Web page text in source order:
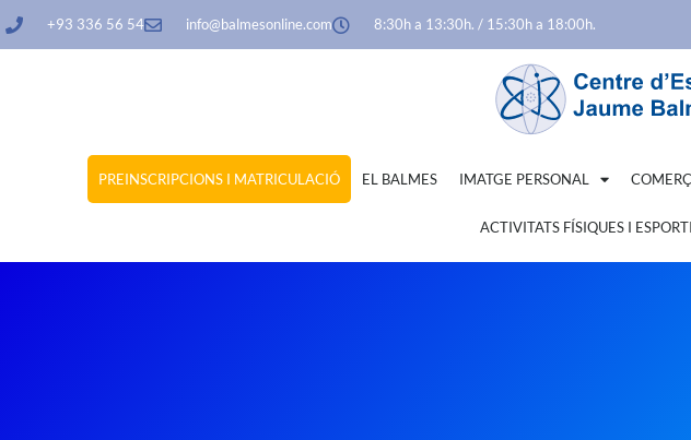
+93 336 56 54 info@balmesonline.com 8:30h a 13:30h. / 15:30h a 18:00h.
PREINSCRIPCIONS I MATRICULACIÓ EL BALMES IMATGE PERSONAL
ACTIVITATS FÍSIQUES I